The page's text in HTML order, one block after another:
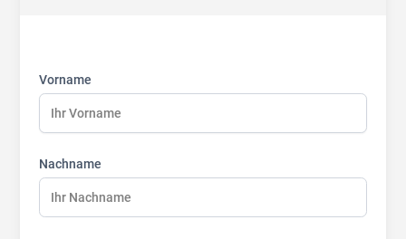
name:
name:
name:
Vorname
Nachname